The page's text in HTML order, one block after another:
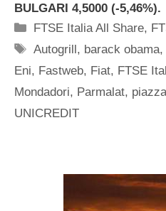
BULGARI 4,5000 (-5,46%).
Categorie
FTSE Italia All Share,
Tag
Autogrill, barack obama,
Eni, Fastweb, Fiat, FTSE
Mondadori, Parmalat,
UNICREDIT